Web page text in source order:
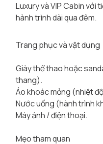
Luxury và VIP Cabin với
hành trình dài qua đêm.
Trang phục và vật dụng
Giày thể thao hoặc
thang).
Áo khoác mỏng (nhiệt
Nước uống (hành trình
Máy ảnh / điện thoại.
Mẹo tham quan